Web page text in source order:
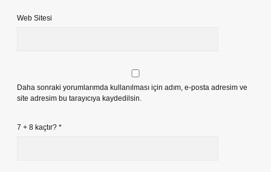
Web Sitesi
Daha sonraki yorumlarımda kullanılması için adım, e-posta adresim ve
site adresim bu tarayıcıya kaydedilsin.
7 + 8 kaçtır? *